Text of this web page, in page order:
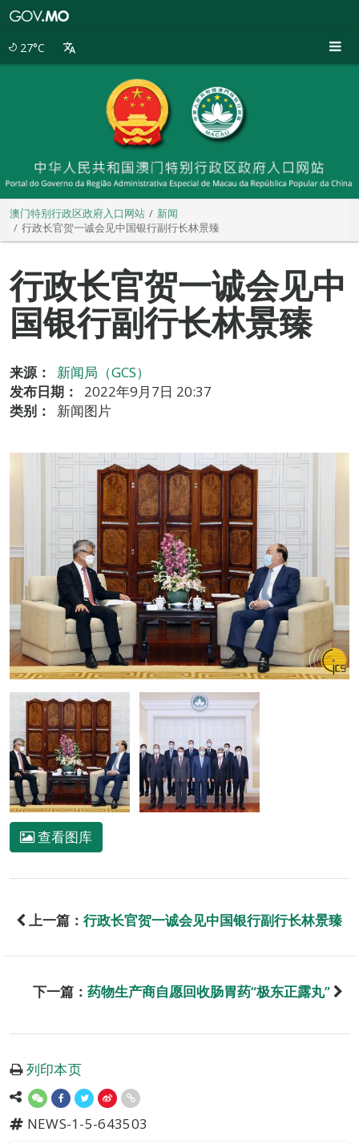
27°C
澳门特别行政区政府入口网站
新闻
行政长官贺一诚会见中国银行副行长林景臻
行政长官贺一诚会见中
国银行副行长林景臻
来源：
新闻局（GCS）
发布日期：
2022年9月7日 20:37
类别：
新闻图片
查看图库
上一篇： 行政长官贺一诚会见中国银行副行长林景臻
下一篇： 药物生产商自愿回收肠胃药“极东正露丸”
列印本页
NEWS-1-5-643503